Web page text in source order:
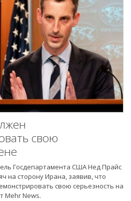
свою
Госдепартамента США Нед Прайс
на сторону Ирана, заявив, что
свою серьезность на
Mehr News.